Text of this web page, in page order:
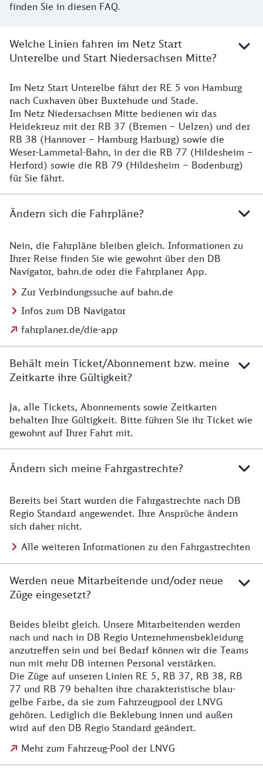
finden Sie in diesen FAQ.
Welche Linien fahren im Netz Start
Unterelbe und Start Niedersachsen Mitte?
Details
Im Netz Start Unterelbe fährt der RE 5 von Hamburg
nach Cuxhaven über Buxtehude und Stade.
Im Netz Niedersachsen Mitte bedienen wir das
Heidekreuz mit der RB 37 (Bremen – Uelzen) und der
RB 38 (Hannover – Hamburg Harburg) sowie die
Weser-Lammetal-Bahn, in der die RB 77 (Hildesheim –
Herford) sowie die RB 79 (Hildesheim – Bodenburg)
für Sie fährt.
Ändern sich die Fahrpläne?
Details zu den Fahrplänen
Nein, die Fahrpläne bleiben gleich. Informationen zu
Ihrer Reise finden Sie wie gewohnt über den DB
Navigator, bahn.de oder die Fahrplaner App.
Zur Verbindungssuche auf bahn.de
Infos zum DB Navigator
fahrplaner.de/die-app
Behält mein Ticket/Abonnement bzw. meine
Zeitkarte ihre Gültigkeit?
Details zur Zeitkarte
Ja, alle Tickets, Abonnements sowie Zeitkarten
behalten Ihre Gültigkeit. Bitte führen Sie ihr Ticket wie
gewohnt auf Ihrer Fahrt mit.
Ändern sich meine Fahrgastrechte?
Details zu Fahrgastrechten
Bereits bei Start wurden die Fahrgastrechte nach DB
Regio Standard angewendet. Ihre Ansprüche ändern
sich daher nicht.
Alle weiteren Informationen zu den Fahrgastrechten
Werden neue Mitarbeitende und/oder neue
Züge eingesetzt?
Details zu den Mitarbeitenden
Beides bleibt gleich. Unsere Mitarbeitenden werden
nach und nach in DB Regio Unternehmensbekleidung
anzutreffen sein und bei Bedarf können wir die Teams
nun mit mehr DB internen Personal verstärken.
Die Züge auf unseren Linien RE 5, RB 37, RB 38, RB
77 und RB 79 behalten ihre charakteristische blau-
gelbe Farbe, da sie zum Fahrzeugpool der LNVG
gehören. Lediglich die Beklebung innen und außen
wird auf den DB Regio Standard geändert.
Mehr zum Fahrzeug-Pool der LNVG